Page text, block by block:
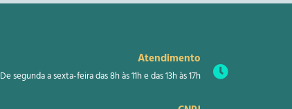
Atendimento
De segunda a sexta-feira das 8h às 11h e das 13h às 17h